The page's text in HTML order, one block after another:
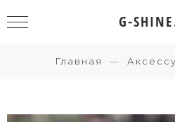
G-
Главная